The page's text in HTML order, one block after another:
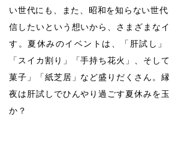
い世代にも、また、昭和を知らない世
信したいという想いから、さまざまな
す。夏休みのイベントは、「肝試し
「スイカ割り」「手持ち花火」、そし
菓子」「紙芝居」など盛りだくさん。
夜は肝試しでひんやり過ごす夏休みを
か？